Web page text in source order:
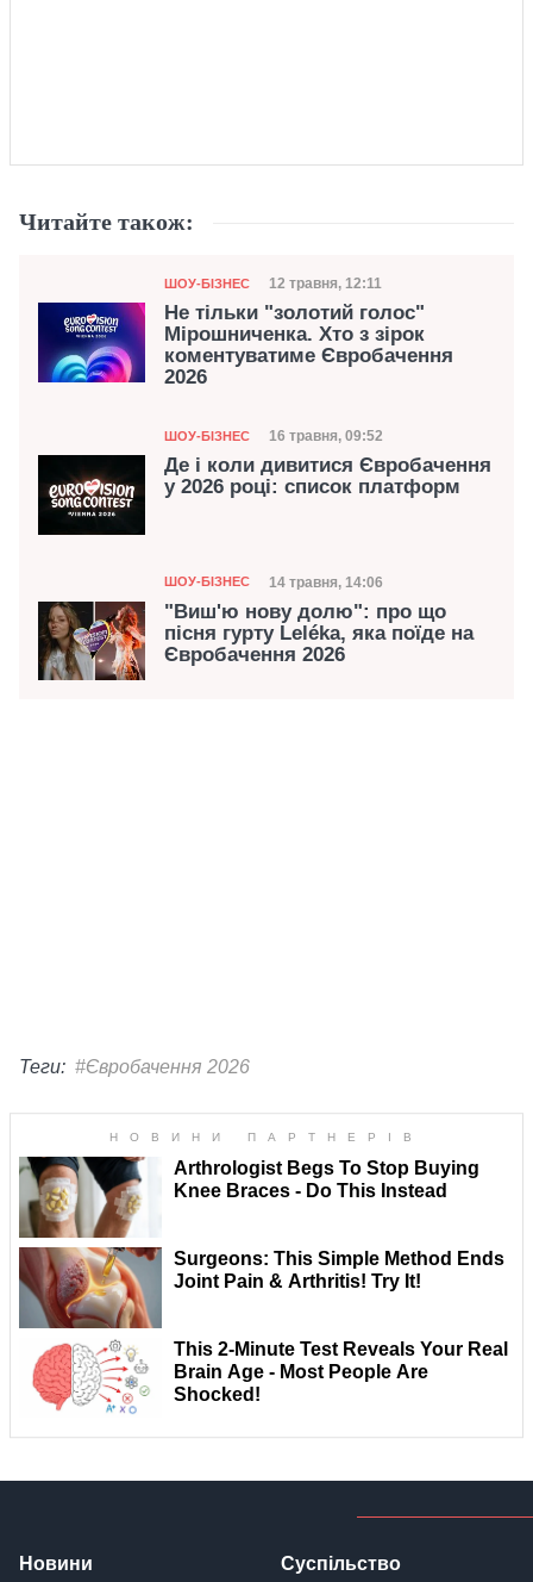
Читайте також:
Категорія
ШОУ-БІЗНЕС Дата публікації
12 травня, 12:11
Не тільки "золотий голос"
Мірошниченка. Хто з зірок
коментуватиме Євробачення
2026
Категорія
ШОУ-БІЗНЕС Дата публікації
16 травня, 09:52
Де і коли дивитися Євробачення
у 2026 році: список платформ
Категорія
ШОУ-БІЗНЕС Дата публікації
14 травня, 14:06
"Виш'ю нову долю": про що
пісня гурту Leléka, яка поїде на
Євробачення 2026
Теги: #Євробачення 2026
Новини Суспільство